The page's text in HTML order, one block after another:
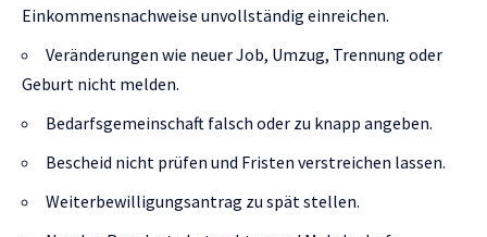
Einkommensnachweise unvollständig einreichen.
Veränderungen wie neuer Job, Umzug, Trennung oder
Geburt nicht melden.
Bedarfsgemeinschaft falsch oder zu knapp angeben.
Bescheid nicht prüfen und Fristen verstreichen lassen.
Weiterbewilligungsantrag zu spät stellen.